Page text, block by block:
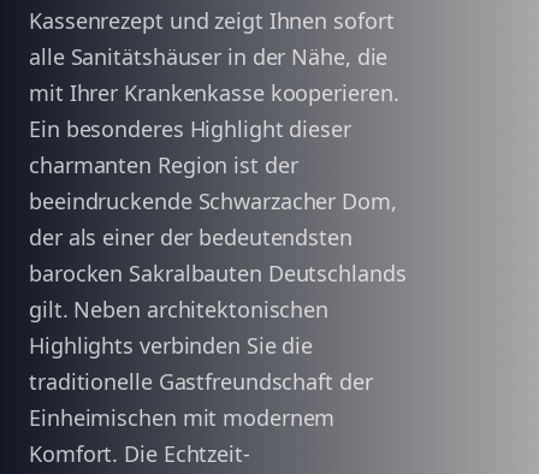
Kassenrezept und zeigt Ihnen sofort
alle Sanitätshäuser in der Nähe, die
mit Ihrer Krankenkasse kooperieren.
Ein besonderes Highlight dieser
charmanten Region ist der
beeindruckende Schwarzacher Dom,
der als einer der bedeutendsten
barocken Sakralbauten Deutschlands
gilt. Neben architektonischen
Highlights verbinden Sie die
traditionelle Gastfreundschaft der
Einheimischen mit modernem
Komfort. Die Echtzeit-